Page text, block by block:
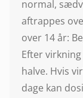
normal,
aftrappes
over 14 år:
Efter
halve. Hvis
dage kan